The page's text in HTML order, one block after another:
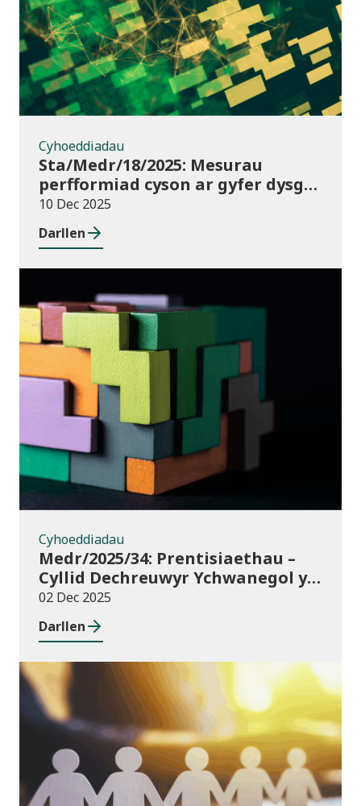
Cyhoeddiadau
Sta/Medr/18/2025: Mesurau
perfformiad cyson ar gyfer dysgu
ôl-16: Cyrchfannau dysgwyr, Awst
2021 i Orffennaf 2023
10 Dec 2025
Darllen
Cyhoeddiadau
Cyhoeddiadau
Medr/2025/34: Prentisiaethau –
Cyllid Dechreuwyr Ychwanegol y
Rhaglen Lywodraethu
02 Dec 2025
Darllen
Cyhoeddiadau